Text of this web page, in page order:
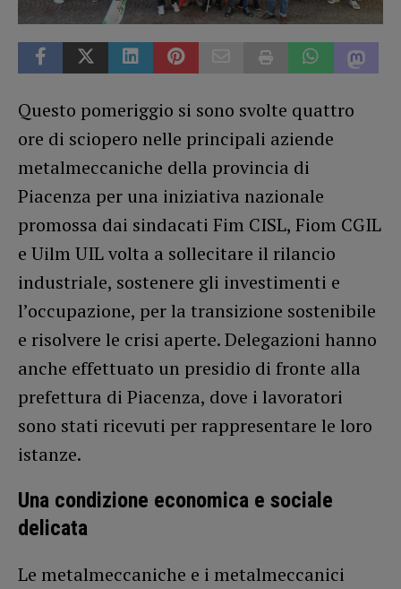
Questo pomeriggio si sono svolte quattro
ore di sciopero nelle principali aziende
metalmeccaniche della provincia di
Piacenza per una iniziativa nazionale
promossa dai sindacati Fim CISL, Fiom CGIL
e Uilm UIL volta a sollecitare il rilancio
industriale, sostenere gli investimenti e
l’occupazione, per la transizione sostenibile
e risolvere le crisi aperte. Delegazioni hanno
anche effettuato un presidio di fronte alla
prefettura di Piacenza, dove i lavoratori
sono stati ricevuti per rappresentare le loro
istanze.
Una condizione economica e sociale
delicata
Le metalmeccaniche e i metalmeccanici